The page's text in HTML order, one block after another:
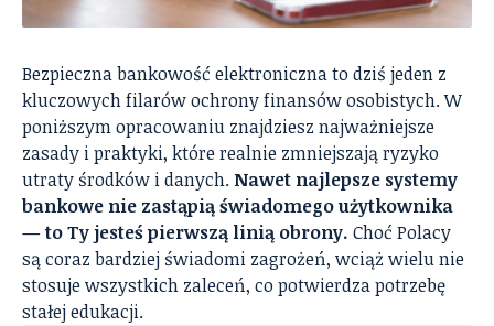
Bezpieczna bankowość elektroniczna to dziś jeden z
kluczowych filarów ochrony finansów osobistych. W
poniższym opracowaniu znajdziesz najważniejsze
zasady i praktyki, które realnie zmniejszają ryzyko
utraty środków i danych. Nawet najlepsze systemy
bankowe nie zastąpią świadomego użytkownika
— to Ty jesteś pierwszą linią obrony. Choć Polacy
są coraz bardziej świadomi zagrożeń, wciąż wielu nie
stosuje wszystkich zaleceń, co potwierdza potrzebę
stałej edukacji.